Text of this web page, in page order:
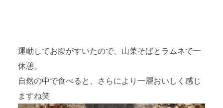
運動してお腹がすいたので、山菜そばとラムネで一
休憩。
自然の中で食べると、さらにより一層おいしく感じ
ますね笑